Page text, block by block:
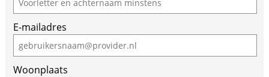
E-mailadres
Woonplaats